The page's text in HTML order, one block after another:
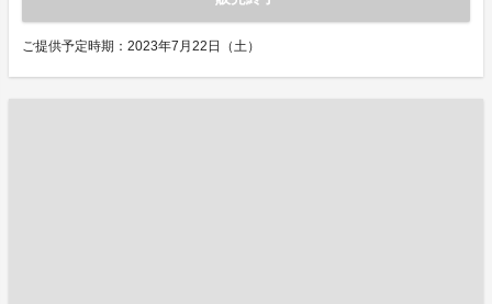
ご提供予定時期：2023年7月22日（土）